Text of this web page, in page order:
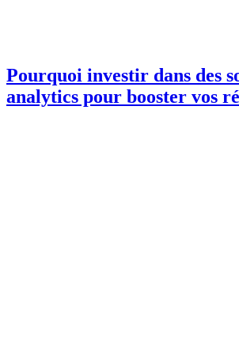
Pourquoi investir dans des
analytics pour booster vos